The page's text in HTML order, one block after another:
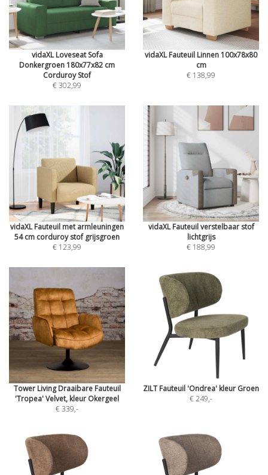
vidaXL Loveseat Sofa
Donkergroen 180x77x82 cm
Corduroy Stof
€ 302,99
vidaXL Fauteuil Linnen 100x78x80
cm
€ 138,99
vidaXL Fauteuil met armleuningen
54 cm corduroy stof grijsgroen
€ 123,99
vidaXL Fauteuil verstelbaar stof
lichtgrijs
€ 188,99
Tower Living Draaibare Fauteuil
'Tropea' Velvet, kleur Okergeel
€ 339,-
ZILT Fauteuil 'Ondrea' kleur Groen
€ 249,-